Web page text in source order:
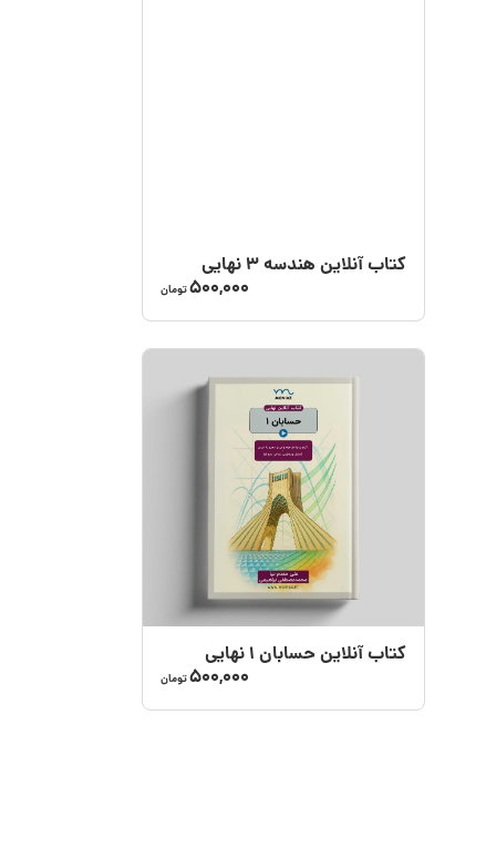
کتاب آنلاین هندسه ۳ نهایی
500,000تومان
کتاب آنلاین حسابان ۱ نهایی
500,000تومان